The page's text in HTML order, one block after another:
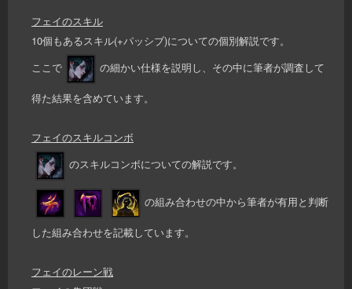
フェイのスキル
10個もあるスキル(+パッシブ)についての個別解説です。
ここで
の細かい仕様を説明し、その中に筆者が調査して
得た結果を含めています。
フェイのスキルコンボ
のスキルコンボについての解説です。
の組み合わせの中から筆者が有用と判断
した組み合わせを記載しています。
フェイのレーン戦